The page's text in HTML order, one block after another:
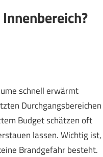
schnell erwärmt
Durchgangsbereichen
Budget schätzen oft
lassen. Wichtig ist,
Brandgefahr besteht.